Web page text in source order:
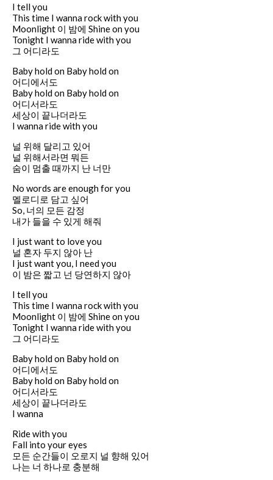
I tell you
This time I wanna rock with you
Moonlight 이 밤에 Shine on you
Tonight I wanna ride with you
그 어디라도
Baby hold on Baby hold on
어디에서도
Baby hold on Baby hold on
어디서라도
세상이 끝나더라도
I wanna ride with you
널 위해 달리고 있어
널 위해서라면 뭐든
숨이 멈출 때까지 난 너만
No words are enough for you
멜로디로 담고 싶어
So, 너의 모든 감정
내가 들을 수 있게 해줘
I just want to love you
널 혼자 두지 않아 난
I just want you, I need you
이 밤은 짧고 넌 당연하지 않아
I tell you
This time I wanna rock with you
Moonlight 이 밤에 Shine on you
Tonight I wanna ride with you
그 어디라도
Baby hold on Baby hold on
어디에서도
Baby hold on Baby hold on
어디서라도
세상이 끝나더라도
I wanna
Ride with you
Fall into your eyes
모든 순간들이 오로지 널 향해 있어
나는 너 하나로 충분해